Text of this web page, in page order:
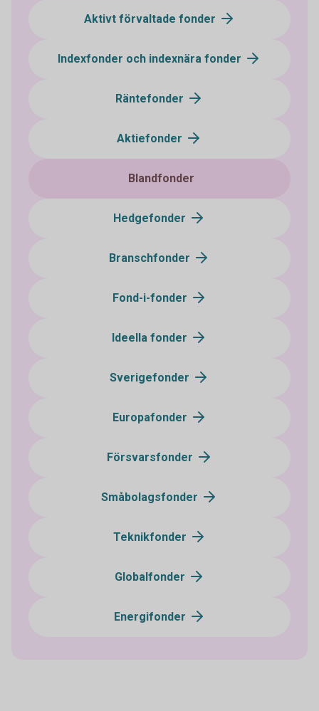
Aktivt förvaltade fonder
Indexfonder och indexnära fonder
Räntefonder
Aktiefonder
Blandfonder
Hedgefonder
Branschfonder
Fond-i-fonder
Ideella fonder
Sverigefonder
Europafonder
Försvarsfonder
Småbolagsfonder
Teknikfonder
Globalfonder
Energifonder